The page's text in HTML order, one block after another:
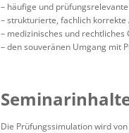
– häufige und
– strukturierte, fachlich korrekte
– medizinisches und rechtliches
– den souveränen Umgang mit
Die Prüfungssimulation wird